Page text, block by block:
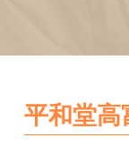
平和堂高